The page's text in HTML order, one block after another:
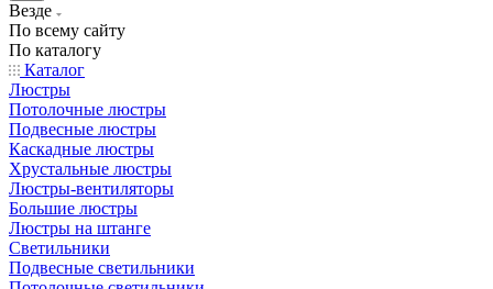
Везде
По всему сайту
По каталогу
Каталог
Люстры
Потолочные люстры
Подвесные люстры
Каскадные люстры
Хрустальные люстры
Люстры-вентиляторы
Большие люстры
Люстры на штанге
Светильники
Подвесные светильники